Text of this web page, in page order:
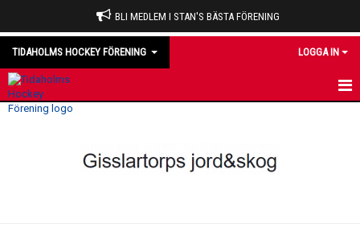
BLI MEDLEM I STAN'S BÄSTA FÖRENING
TIDAHOLMS HOCKEY FÖRENING LOGGA IN